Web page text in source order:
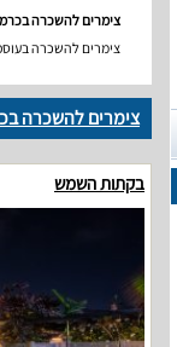
צימרים להשכרה
צימרים להשכרה
צימרים להשכרה
בקתות השמש